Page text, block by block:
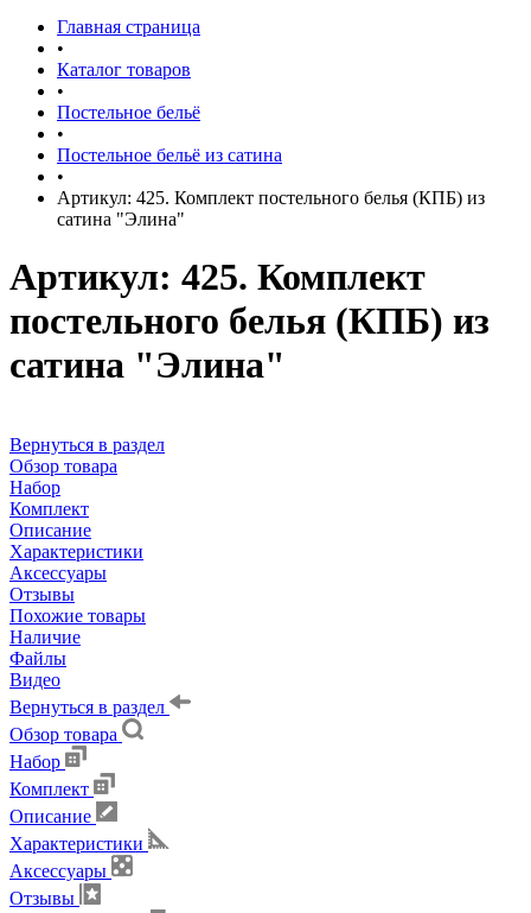
Главная страница
•
Каталог товаров
•
Постельное бельё
•
Постельное бельё из сатина
•
Артикул: 425. Комплект постельного белья (КПБ) из
сатина "Элина"
Артикул: 425. Комплект
постельного белья (КПБ) из
сатина "Элина"
Вернуться в раздел
Обзор товара
Набор
Комплект
Описание
Характеристики
Аксессуары
Отзывы
Похожие товары
Наличие
Файлы
Видео
Вернуться в раздел
Обзор товара
Набор
Комплект
Описание
Характеристики
Аксессуары
Отзывы